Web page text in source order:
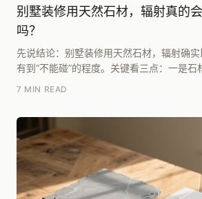
别墅装修用天然石材，辐射真的
吗？
先说结论：别墅装修用天然石材，辐射确
有到“不能碰”的程度。关键看三点：一是
7 MIN READ